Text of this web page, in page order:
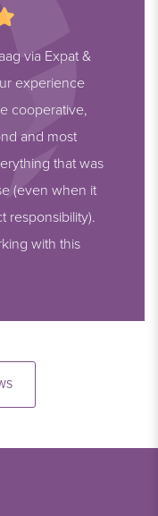
via Expat &
experience
cooperative,
and most
that was
(even when it
responsibility).
with this